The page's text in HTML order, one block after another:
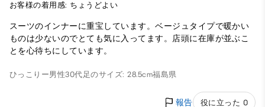
お客様の着用感: ちょうどよい
スーツのインナーに重宝しています。ベージュタイプで暖かい
ものは少ないのでとても気に入ってます。店頭に在庫が並ぶこ
とを心待ちにしています。
ひっこりー男性30代足のサイズ: 28.5cm福島県
報告 役に立った 0